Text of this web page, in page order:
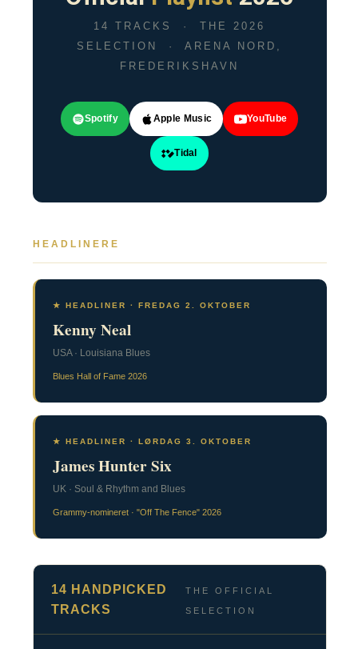
14 TRACKS · THE 2026
SELECTION · ARENA NORD,
FREDERIKSHAVN
Spotify Apple Music YouTube
Tidal
HEADLINERE
★ HEADLINER · FREDAG 2. OKTOBER
Kenny Neal
USA · Louisiana Blues
Blues Hall of Fame 2026
★ HEADLINER · LØRDAG 3. OKTOBER
James Hunter Six
UK · Soul & Rhythm and Blues
Grammy-nomineret · "Off The Fence" 2026
14 HANDPICKED
TRACKS
THE OFFICIAL
SELECTION